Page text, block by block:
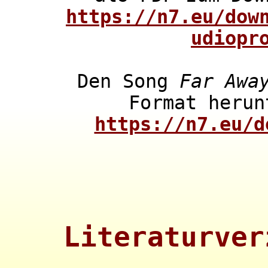
https://n7.eu/
Den Song Far
Format
https://n7.eu/